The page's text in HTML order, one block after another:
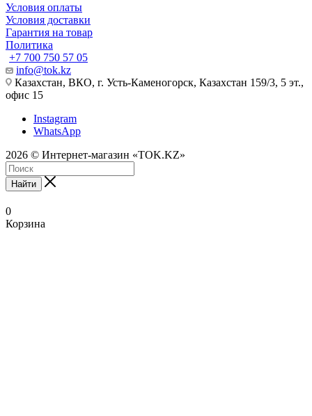
Условия оплаты
Условия доставки
Гарантия на товар
Политика
+7 700 750 57 05
info@tok.kz
Казахстан, ВКО, г. Усть-Каменогорск, Казахстан 159/3, 5 эт.,
офис 15
Instagram
WhatsApp
2026 © Интернет-магазин «TOK.KZ»
Найти
0
Корзина